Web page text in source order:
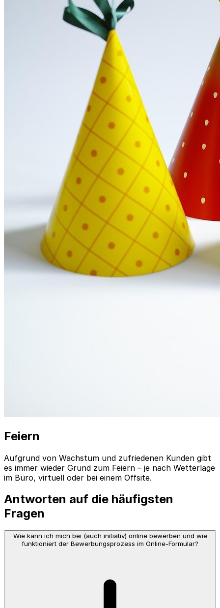
Feiern
Aufgrund von Wachstum und zufriedenen Kunden gibt
es immer wieder Grund zum Feiern – je nach Wetterlage
im Büro, virtuell oder bei einem Offsite.
Antworten auf die häufigsten
Fragen
Wie kann ich mich bei (auch initiativ) online bewerben und wie
funktioniert der Bewerbungsprozess im Online-Formular?